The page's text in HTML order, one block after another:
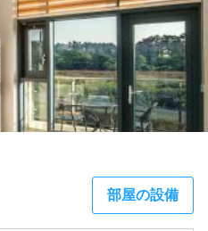
部屋の設備